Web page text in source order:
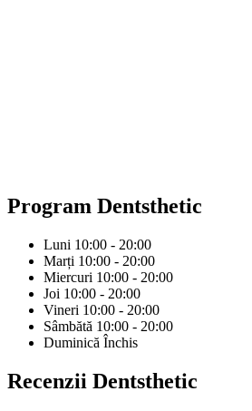
Program Dentsthetic
Luni 10:00 - 20:00
Marți 10:00 - 20:00
Miercuri 10:00 - 20:00
Joi 10:00 - 20:00
Vineri 10:00 - 20:00
Sâmbătă 10:00 - 20:00
Duminică Închis
Recenzii Dentsthetic